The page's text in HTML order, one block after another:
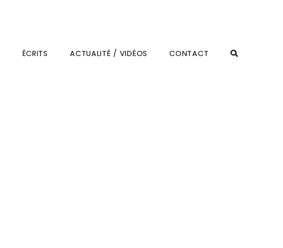
ÉCRITS ACTUALITÉ / VIDÉOS CONTACT